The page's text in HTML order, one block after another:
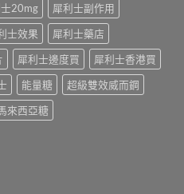
20mg
犀利士副作用
士效果
犀利士藥店
犀利士邊度買
犀利士香港買
能量糖
超級雙效威而鋼
來西亞糖